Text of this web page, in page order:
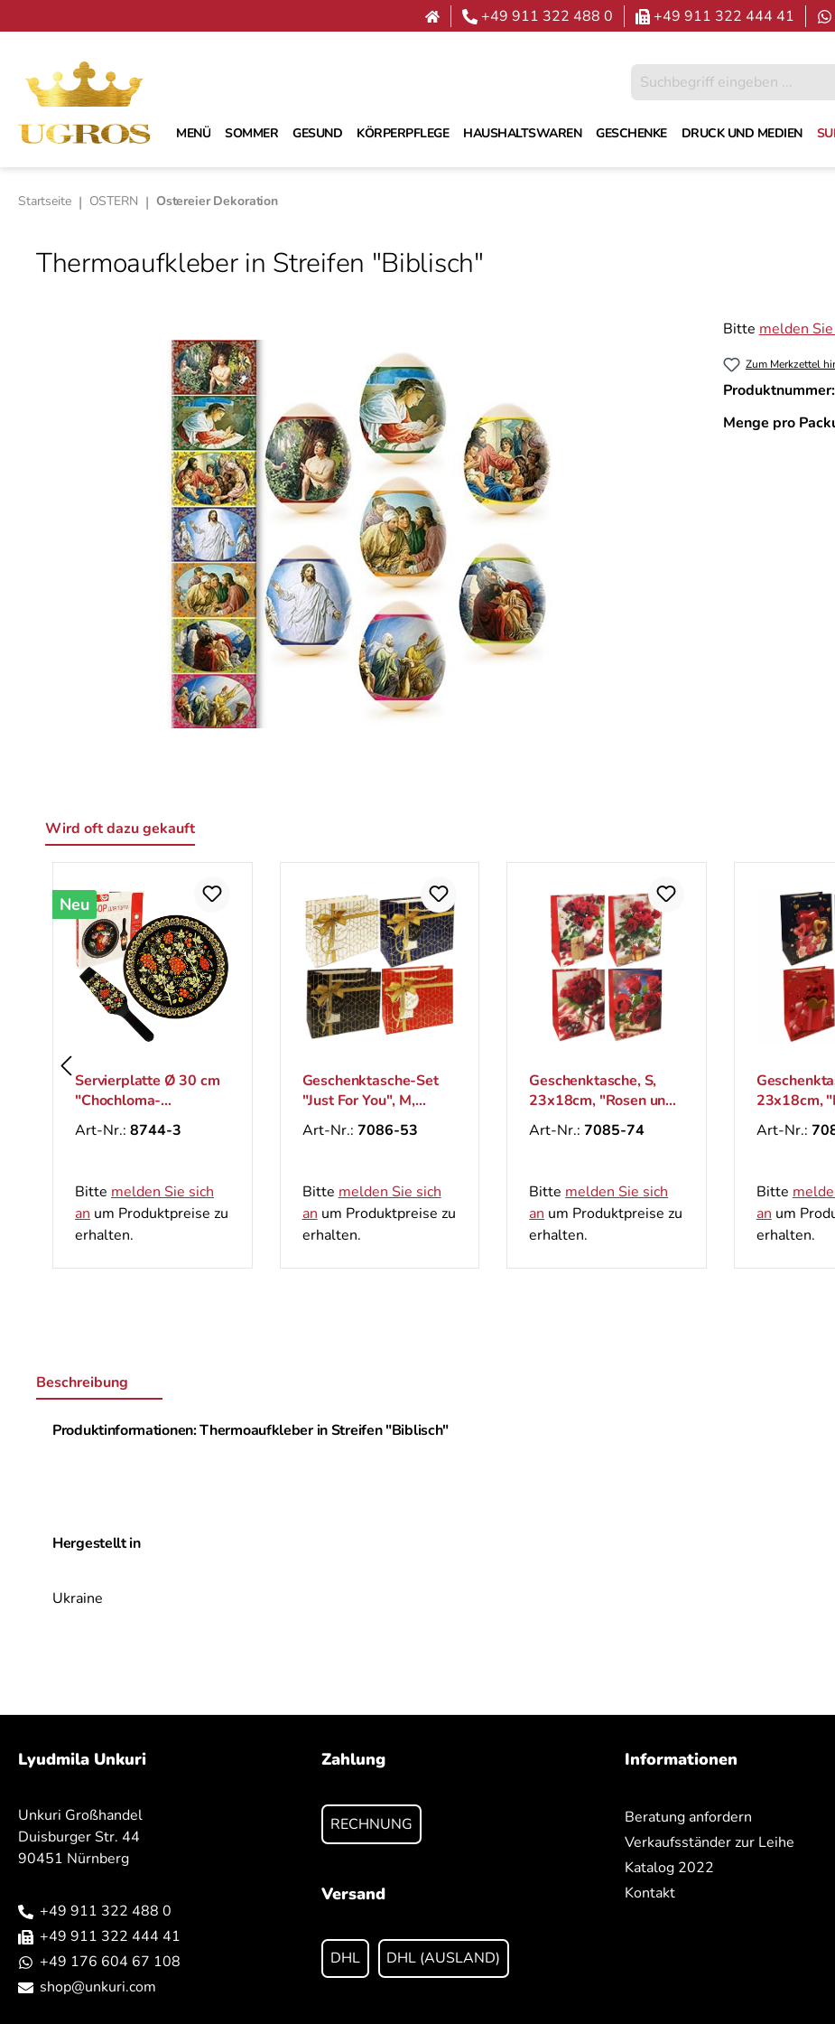
+49 911 322 488 0 +49 911 322 444 41
MENÜ SOMMER GESUND KÖRPERPFLEGE HAUSHALTSWAREN GESCHENKE DRUCK UND MEDIEN
Startseite | OSTERN | Ostereier Dekoration
Thermoaufkleber in Streifen "Biblisch"
Bitte melden
Zum Merkzettel
Produktnummer:
Menge pro
Wird oft dazu gekauft
Neu
Servierplatte Ø 30 cm
"Chochloma-
Eberesche" mit
Kuchenspatel für die
Art-Nr.: 8744-3
Bitte melden Sie sich
an um Produktpreise zu
erhalten.
Geschenktasche-Set
"Just For You", M,
26x33 cm
Art-Nr.: 7086-53
Bitte melden Sie sich
an um Produktpreise zu
erhalten.
Geschenktasche, S,
23x18cm, "Rosen und
Geschenk 3D"
Art-Nr.:7085-74
Bitte melden Sie sich
an um Produktpreise zu
erhalten.
23x18cm,
Rosen"
Art-Nr.:
Bitte
an um
erhalten.
Beschreibung
Produktinformationen: Thermoaufkleber in Streifen "Biblisch"
Hergestellt in
Ukraine
Lyudmila Unkuri
Unkuri Großhandel
Duisburger Str. 44
90451 Nürnberg
+49 911 322 488 0
+49 911 322 444 41
+49 176 604 67 108
shop@unkuri.com
Zahlung
RECHNUNG
Versand
DHL DHL (AUSLAND)
Informationen
Beratung anfordern
Verkaufsständer zur Leihe
Katalog 2022
Kontakt